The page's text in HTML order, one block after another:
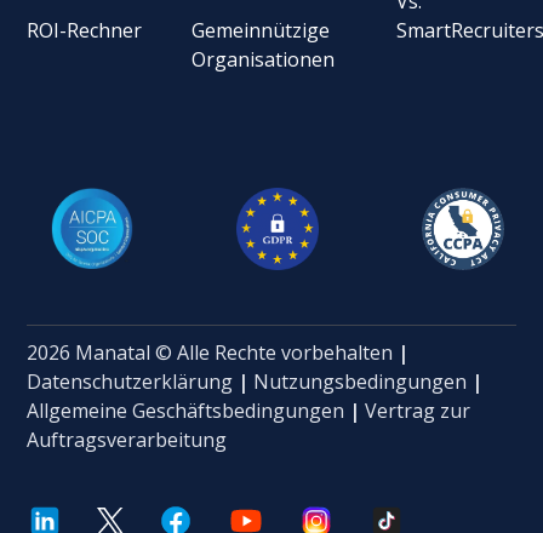
ROI-Rechner
Gemeinnützige
Organisationen
2026 Manatal © Alle Rechte vorbehalten |
Datenschutzerklärung | Nutzungsbedingungen |
Allgemeine Geschäftsbedingungen | Vertrag zur
Auftragsverarbeitung